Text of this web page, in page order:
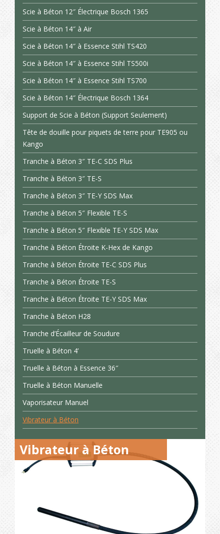
Scie à Béton 12″ Électrique Bosch 1365
Scie à Béton 14″ à Air
Scie à Béton 14″ à Essence Stihl TS420
Scie à Béton 14″ à Essence Stihl TS500i
Scie à Béton 14″ à Essence Stihl TS700
Scie à Béton 14″ Électrique Bosch 1364
Support de Scie à Béton (Support Seulement)
Tête de douille pour piquets de terre pour TE905 ou
Kango
Tranche à Béton 3″ TE-C SDS Plus
Tranche à Béton 3″ TE-S
Tranche à Béton 3″ TE-Y SDS Max
Tranche à Béton 5″ Flexible TE-S
Tranche à Béton 5″ Flexible TE-Y SDS Max
Tranche à Béton Étroite K-Hex de Kango
Tranche à Béton Étroite TE-C SDS Plus
Tranche à Béton Étroite TE-S
Tranche à Béton Étroite TE-Y SDS Max
Tranche à Béton H28
Tranche d’Écailleur de Soudure
Truelle à Béton 4’
Truelle à Béton à Essence 36″
Truelle à Béton Manuelle
Vaporisateur Manuel
Vibrateur à Béton
Vibrateur à Béton